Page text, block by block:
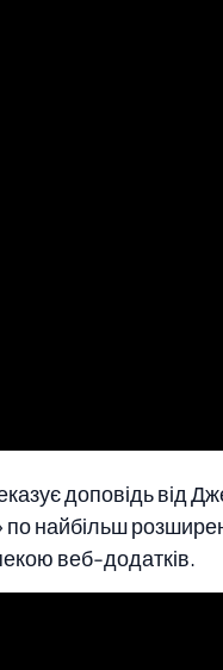
доповідь від
по найбільш
веб-додатків.